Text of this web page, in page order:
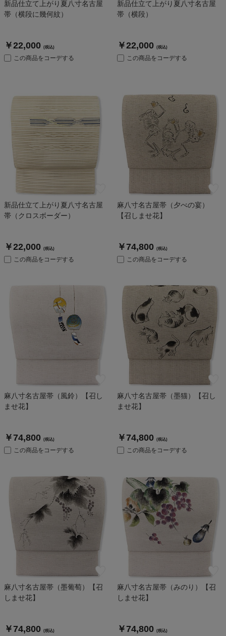
新品仕立て上がり夏八寸名古屋
帯（横段に幾何紋）
￥22,000 (税込)
この商品をコーデする
新品仕立て上がり夏八寸名古屋
帯（横段）
￥22,000 (税込)
この商品をコーデする
新品仕立て上がり夏八寸名古屋
帯（クロスボーダー）
￥22,000 (税込)
この商品をコーデする
麻八寸名古屋帯（夕べの宴）
【召しませ花】
￥74,800 (税込)
この商品をコーデする
麻八寸名古屋帯（風鈴）【召し
ませ花】
￥74,800 (税込)
この商品をコーデする
麻八寸名古屋帯（墨猫）【召し
ませ花】
￥74,800 (税込)
この商品をコーデする
麻八寸名古屋帯（墨葡萄）【召
しませ花】
￥74,800 (税込)
麻八寸名古屋帯（みのり）【召
しませ花】
￥74,800 (税込)